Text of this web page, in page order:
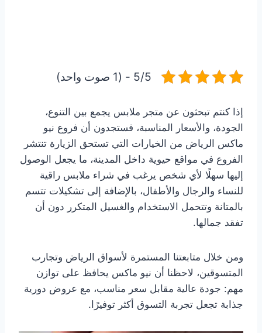
5/5 - (1 صوت واحد)
إذا كنتم تبحثون عن متجر ملابس يجمع بين التنوع،
الجودة، والأسعار المناسبة، فستجدون أن فروع نيو
ماكس الرياض من الخيارات التي تستحق الزيارة تنتشر
الفروع في مواقع حيوية داخل المدينة، ما يجعل الوصول
إليها سهلًا لأي شخص يرغب في شراء ملابس راقية
للنساء والرجال والأطفال، بالإضافة إلى تشكيلات تتسم
بالمتانة وتتحمل الاستخدام والغسيل المتكرر دون أن
تفقد جمالها.
ومن خلال متابعتنا المستمرة لأسواق الرياض وتجارب
المتسوقين، لاحظنا أن نيو ماكس يحافظ على توازن
مهم: جودة عالية مقابل سعر مناسب، مع عروض دورية
جذابة تجعل تجربة التسوق أكثر توفيرًا.